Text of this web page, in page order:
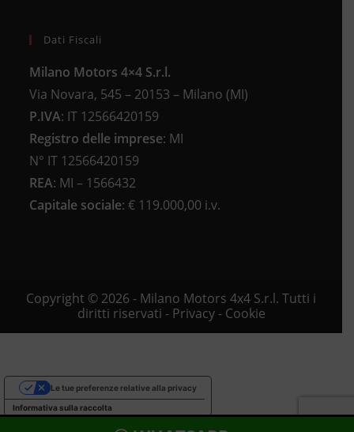
Dati Fiscali
Milano Motors 4×4 S.r.l.
Via Novara, 545 – 20153 – Milano (MI)
P.IVA: IT 12566420159
Registro delle imprese: MI
N° IT 12566420159
REA: MI – 1566432
Capitale sociale: € 119.000,00 i.v.
Copyright © 2026 - Milano Motors 4x4 S.r.l. Tutti i
diritti riservati - Privacy- Cookie
Informativa sulla raccolta
Le tue preferenze relative alla privacy